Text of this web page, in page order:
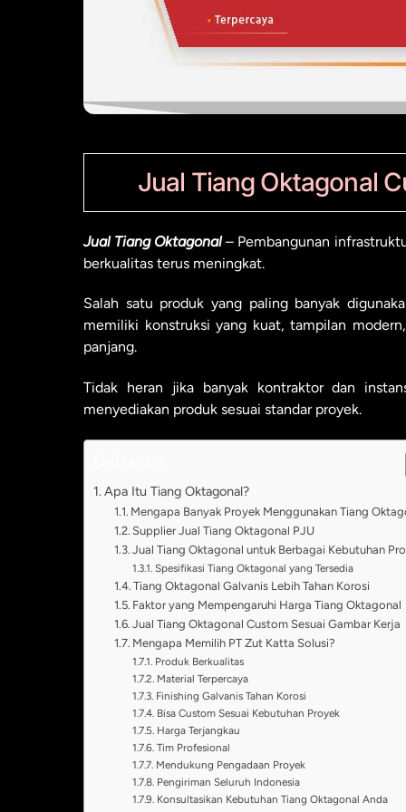
Jual Tiang Oktagonal
Jual Tiang Oktagonal– Pembangunan
berkualitas terus meningkat.
Salah satu produk yang paling banyak
memiliki konstruksi yang kuat, tampilan
panjang.
Tidak heran jika banyak kontraktor dan
menyediakan produk sesuai standar proyek.
Apa Itu Tiang Oktagonal?
Mengapa Banyak Proyek Menggunakan Tiang
Supplier Jual Tiang Oktagonal PJU
Jual Tiang Oktagonal untuk Berbagai Kebutuhan
Spesifikasi Tiang Oktagonal yang Tersedia
Tiang Oktagonal Galvanis Lebih Tahan Korosi
Faktor yang Mempengaruhi Harga Tiang Oktagonal
Jual Tiang Oktagonal Custom Sesuai Gambar Kerja
Mengapa Memilih PT Zut Katta Solusi?
Produk Berkualitas
Material Terpercaya
Finishing Galvanis Tahan Korosi
Bisa Custom Sesuai Kebutuhan Proyek
Harga Terjangkau
Tim Profesional
Mendukung Pengadaan Proyek
Pengiriman Seluruh Indonesia
Konsultasikan Kebutuhan Tiang Oktagonal Anda